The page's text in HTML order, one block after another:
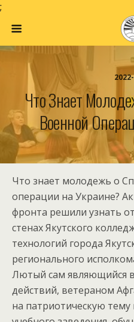
;
Что Знает
Военной
Что знает молодежь о
операции на Украине?
фронта решили узнать
стенах Якутского
технологий города
регионального
Лютый сам являющийся
действий, ветераном
на патриотическую